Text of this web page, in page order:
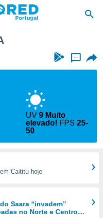
...
UV9 Muito
elevado! FPS25-
50
Caititu hoje
Saara “invadem”
no Norte e Centro